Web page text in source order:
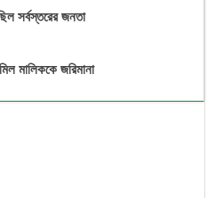
সর্বস্তরের জনতা
মালিককে জরিমানা